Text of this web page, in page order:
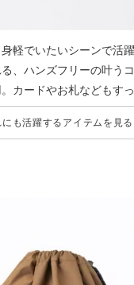
軽でいたいシーンで活
、ハンズフリーの叶う
カードやお札などもすっ
も活躍するアイテムを見る